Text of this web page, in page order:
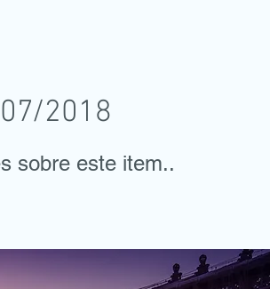
2018
sobre este item..